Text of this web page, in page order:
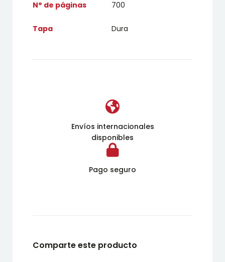
N° de páginas 700
Tapa Dura
Envíos internacionales
disponibles
Pago seguro
Comparte este producto